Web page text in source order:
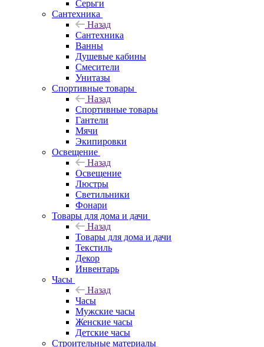
Серьги
Сантехника
Назад
Сантехника
Ванны
Душевые кабины
Смесители
Унитазы
Спортивные товары
Назад
Спортивные товары
Гантели
Мячи
Экипировки
Освещение
Назад
Освещение
Люстры
Светильники
Фонари
Товары для дома и дачи
Назад
Товары для дома и дачи
Текстиль
Декор
Инвентарь
Часы
Назад
Часы
Мужские часы
Женские часы
Детские часы
Строительные материалы